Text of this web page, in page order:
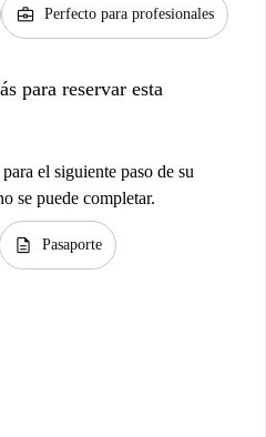
business_center Perfecto para profesionales
para reservar esta
el siguiente paso de su
se puede completar.
description Pasaporte